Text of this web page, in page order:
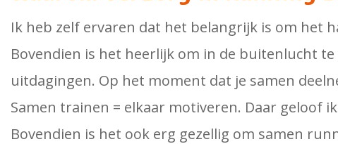
Ik heb zelf ervaren dat het belangrijk is om het
Bovendien is het heerlijk om in de buitenlucht
uitdagingen. Op het moment dat je samen
Samen trainen = elkaar motiveren. Daar geloof
Bovendien is het ook erg gezellig om samen